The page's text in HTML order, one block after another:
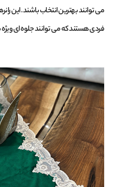
می‌ توانند بهترین انتخاب باشند. این
فردی هستند که می‌ توانند جلوه‌ ای